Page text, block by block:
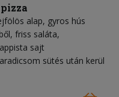
alap, gyros hús
friss saláta,
sajt
sütés után kerül